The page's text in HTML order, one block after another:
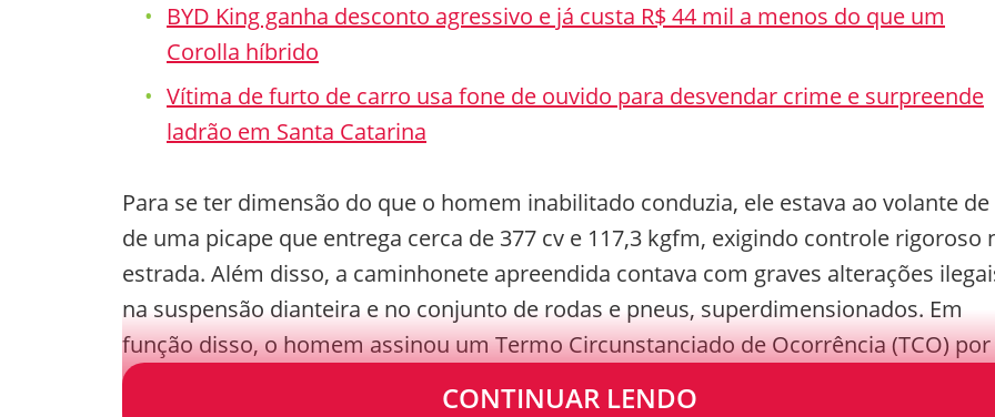
BYD King ganha desconto agressivo e já custa R$ 44 mil a menos do que um
Corolla híbrido
Vítima de furto de carro usa fone de ouvido para desvendar crime e surpreende
ladrão em Santa Catarina
Para se ter dimensão do que o homem inabilitado conduzia, ele estava ao volante de
de uma picape que entrega cerca de 377 cv e 117,3 kgfm, exigindo controle rigoroso
estrada. Além disso, a caminhonete apreendida contava com graves alterações
na suspensão dianteira e no conjunto de rodas e pneus, superdimensionados. Em
função disso, o homem assinou um Termo Circunstanciado de Ocorrência (TCO) por
dirigir sem habilitação gerando perigo de dano.
CONTINUAR LENDO